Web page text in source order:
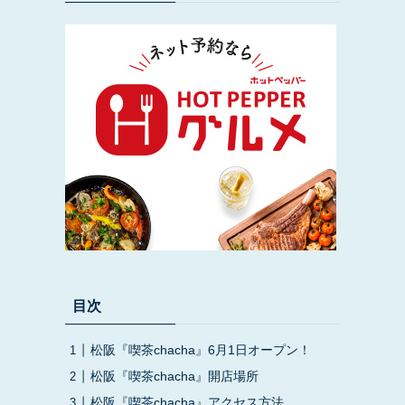
目次
松阪『喫茶chacha』6月1日オープン！
松阪『喫茶chacha』開店場所